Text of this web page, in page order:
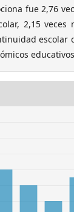
fue 2,76
2,15 veces
escolar